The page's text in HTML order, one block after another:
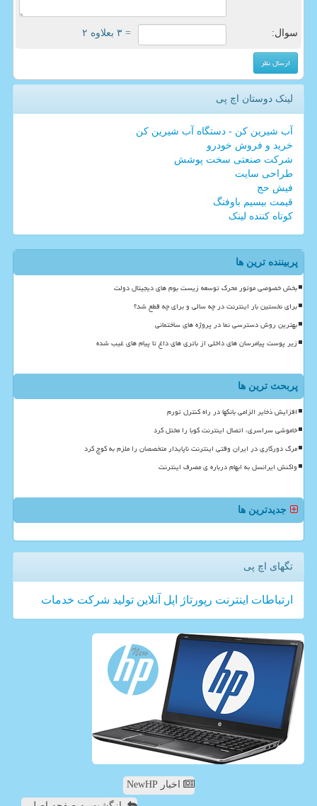
سوال: = ۳ بعلاوه ۲
لینک دوستان اچ پی
آب شیرین کن - دستگاه آب شیرین کن
خرید و فروش خودرو
شرکت صنعتی سخت پوشش
طراحی سایت
فیش حج
قیمت بیسیم باوفنگ
کوتاه کننده لینک
پربیننده ترین ها
بخش خصوصی موتور محرک توسعه زیست بوم های دیجیتال دولت
برای نخستین بار اینترنت در چه سالی و برای چه قطع شد؟
بهترین روش دسترسی نما در پروژه های ساختمانی
زیر پوست پیامرسان های داخلی از باتری های داغ تا پیام های غیب شده
پربحث ترین ها
افزایش ذخایر الزامی بانکها در راه کنترل تورم
خاموشی سراسری، اتصال اینترنت کوبا را مختل کرد
مرگ دورکاری در ایران وقتی اینترنت ناپایدار متخصصان را ملزم به کوچ کرد
واکنش ایرانسل به ابهام درباره ی مصرف اینترنت
جدیدترین ها
تگهای اچ پی
ارتباطات اینترنت رپورتاژ اپل آنلاین تولید شركت خدمات
اخبار NewHP